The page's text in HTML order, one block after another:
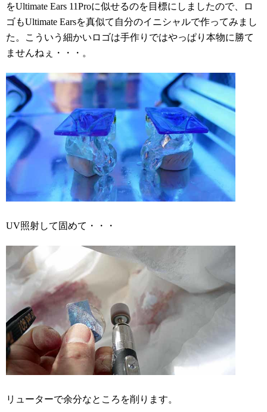
をUltimate Ears 11Proに似せるのを目標にしましたので、ロ
ゴもUltimate Earsを真似て自分のイニシャルで作ってみまし
た。こういう細かいロゴは手作りではやっぱり本物に勝て
ませんねぇ・・・。
UV照射して固めて・・・
リューターで余分なところを削ります。